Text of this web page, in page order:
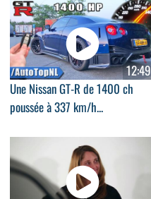
12:49
Une Nissan GT-R de 1400 ch
poussée à 337 km/h...